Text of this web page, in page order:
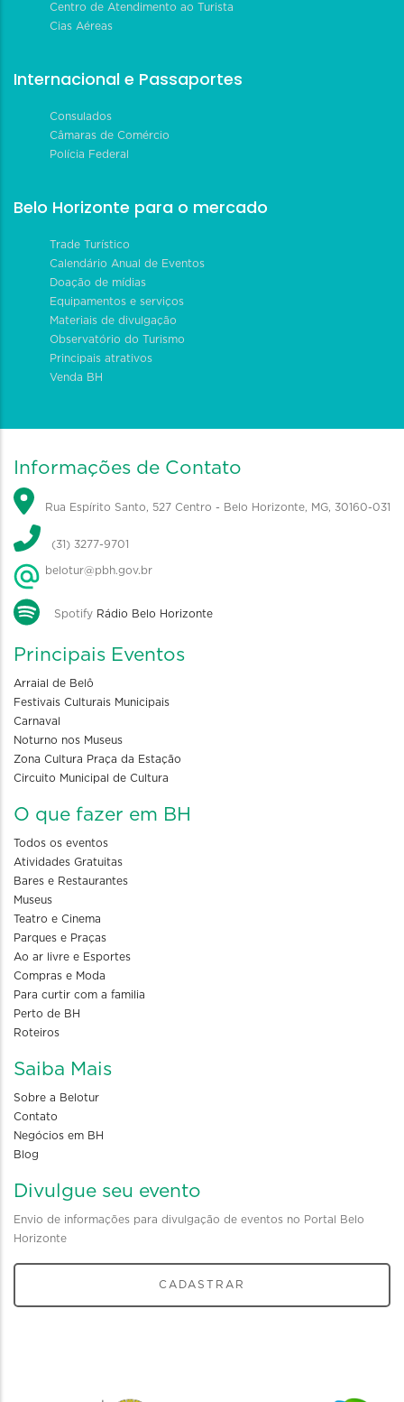
Centro de Atendimento ao Turista
Cias Aéreas
Internacional e Passaportes
Consulados
Câmaras de Comércio
Polícia Federal
Belo Horizonte para o mercado
Trade Turístico
Calendário Anual de Eventos
Doação de mídias
Equipamentos e serviços
Materiais de divulgação
Observatório do Turismo
Principais atrativos
Venda BH
Informações de Contato
Rua Espírito Santo, 527 Centro - Belo Horizonte, MG, 30160-031
(31) 3277-9701
belotur@pbh.gov.br
Spotify Rádio Belo Horizonte
Principais Eventos
Arraial de Belô
Festivais Culturais Municipais
Carnaval
Noturno nos Museus
Zona Cultura Praça da Estação
Circuito Municipal de Cultura
O que fazer em BH
Todos os eventos
Atividades Gratuitas
Bares e Restaurantes
Museus
Teatro e Cinema
Parques e Praças
Ao ar livre e Esportes
Compras e Moda
Para curtir com a familia
Perto de BH
Roteiros
Saiba Mais
Sobre a Belotur
Contato
Negócios em BH
Blog
Divulgue seu evento
Envio de informações para divulgação de eventos no Portal Belo
Horizonte
CADASTRAR